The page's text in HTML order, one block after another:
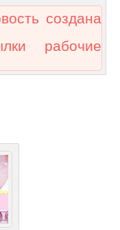
создана
рабочие